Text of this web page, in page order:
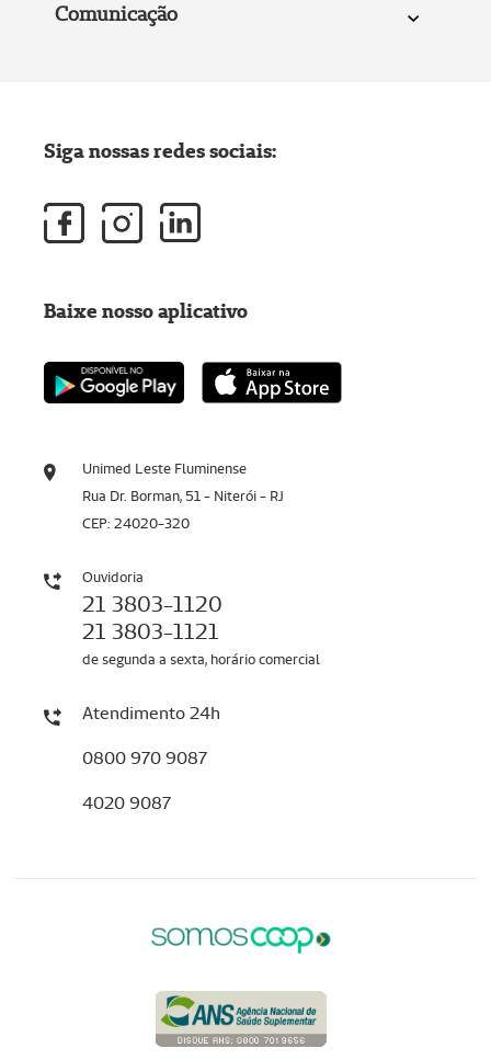
Comunicação
Unimed Leste Fluminense
Rua Dr. Borman, 51 - Niterói - RJ
CEP: 24020-320
Ouvidoria
21 3803-1120
21 3803-1121
de segunda a sexta, horário comercial
Atendimento 24h
0800 970 9087
4020 9087
Siga nossas redes sociais:
Baixe nosso aplicativo